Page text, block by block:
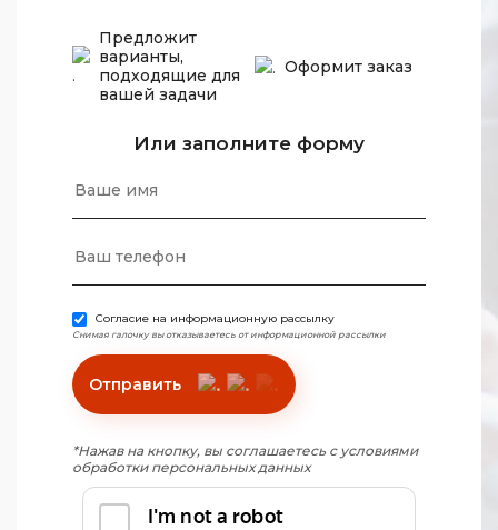
Предложит
варианты,
подходящие для
вашей задачи
Оформит заказ
Или заполните форму
Согласие на информационную рассылку
Снимая галочку вы отказываетесь от информационной рассылки
Отправить
*Нажав на кнопку, вы соглашаетесь с условиями
обработки персональных данных